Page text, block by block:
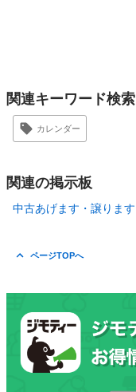
関連キーワード検索
カレンダー
関連の掲示板
中古あげます・譲ります
ページTOPへ